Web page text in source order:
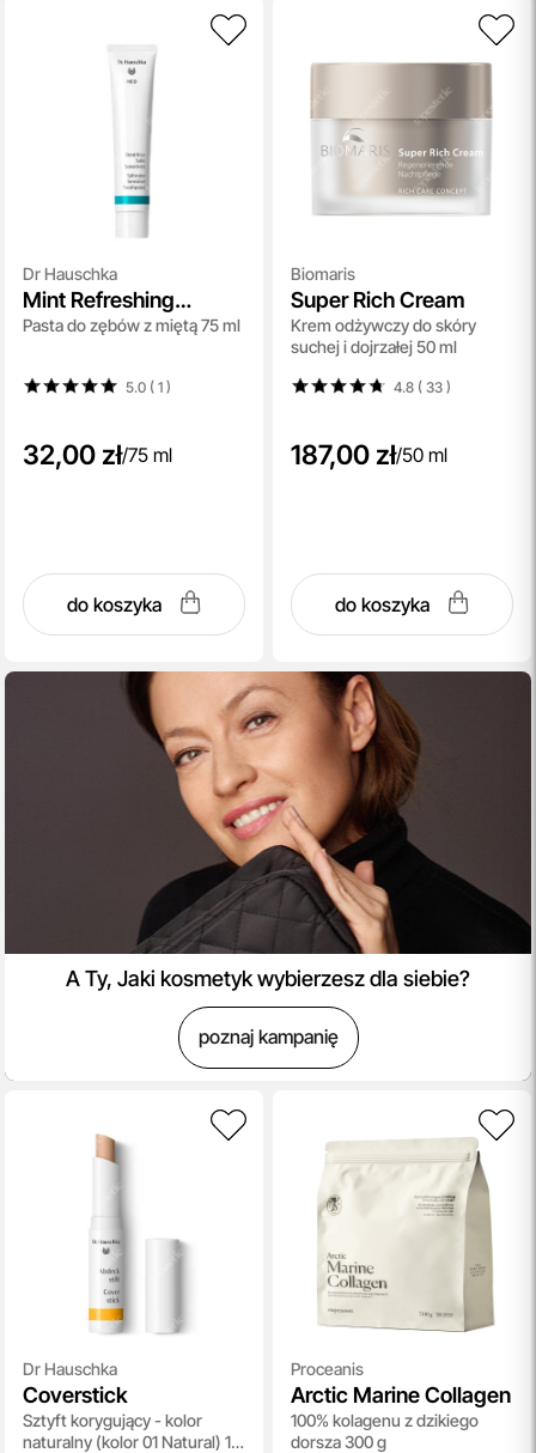
Dr Hauschka
Mint Refreshing
Toothpaste
Pasta do zębów z miętą 75 ml
5.0 ( 1)
32,00 zł/75 ml
do koszyka
Biomaris
Super Rich Cream
Krem odżywczy do skóry
suchej i dojrzałej 50 ml
4.8 ( 33)
187,00 zł/50 ml
do koszyka
A Ty, Jaki kosmetyk wybierzesz dla siebie?
poznaj kampanię
Dr Hauschka
Coverstick
Sztyft korygujący - kolor
naturalny (kolor 01 Natural) 1,9
Proceanis
Arctic Marine Collagen
100% kolagenu z dzikiego
dorsza 300 g